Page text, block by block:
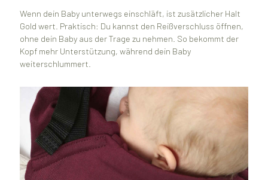
Wenn dein Baby unterwegs einschläft, ist zusätzlicher Halt
Gold wert. Praktisch: Du kannst den Reißverschluss öffnen,
ohne dein Baby aus der Trage zu nehmen. So bekommt der
Kopf mehr Unterstützung, während dein Baby
weiterschlummert.